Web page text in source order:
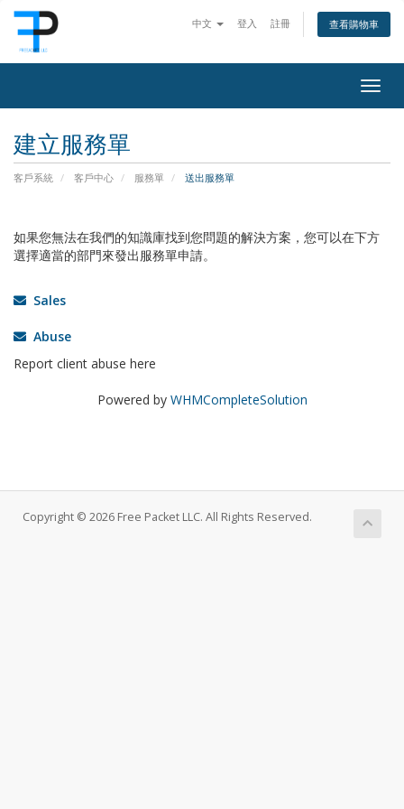
中文 登入 註冊 查看購物車
建立服務單
客戶系統 客戶中心 服務單 送出服務單
如果您無法在我們的知識庫找到您問題的解決方案，您可以在下方
選擇適當的部門來發出服務單申請。
Sales
Abuse
Report client abuse here
Powered by WHMCompleteSolution
Copyright © 2026 Free Packet LLC. All Rights Reserved.